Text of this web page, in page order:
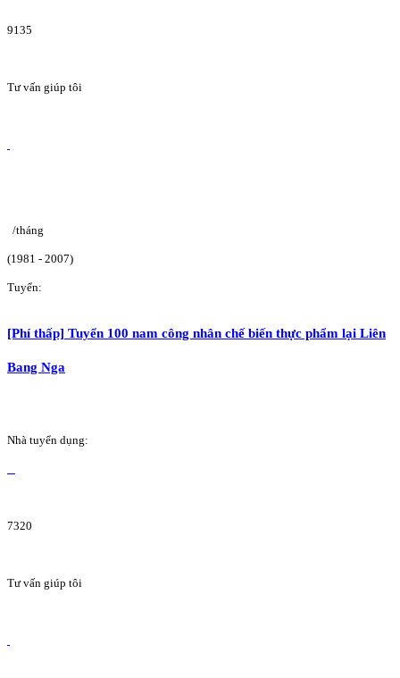
9135
Tư vấn giúp tôi
/tháng
(1981 - 2007)
Tuyển:
[Phí thấp] Tuyển 100 nam công nhân chế biến thực phẩm lại Liên
Bang Nga
Nhà tuyển dụng:
7320
Tư vấn giúp tôi